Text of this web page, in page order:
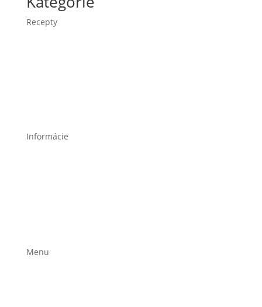
Recepty
Informácie
Menu